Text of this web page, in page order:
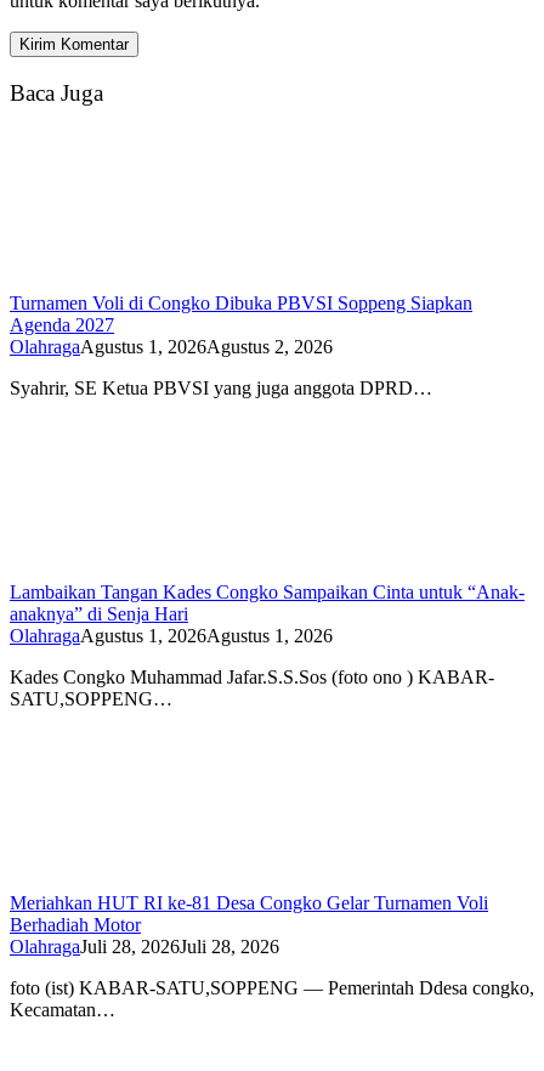
Baca Juga
Turnamen Voli di Congko Dibuka PBVSI Soppeng Siapkan
Agenda 2027
OlahragaAgustus 1, 2026Agustus 2, 2026
Syahrir, SE Ketua PBVSI yang juga anggota DPRD…
Lambaikan Tangan Kades Congko Sampaikan Cinta untuk “Anak-
anaknya” di Senja Hari
OlahragaAgustus 1, 2026Agustus 1, 2026
Kades Congko Muhammad Jafar.S.S.Sos (foto ono ) KABAR-
SATU,SOPPENG…
Meriahkan HUT RI ke-81 Desa Congko Gelar Turnamen Voli
Berhadiah Motor
OlahragaJuli 28, 2026Juli 28, 2026
foto (ist) KABAR-SATU,SOPPENG — Pemerintah Ddesa congko,
Kecamatan…